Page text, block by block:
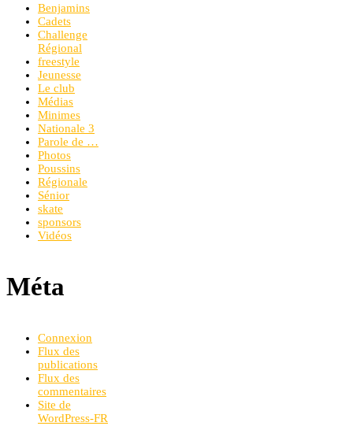
Benjamins
Cadets
Challenge
Régional
freestyle
Jeunesse
Le club
Médias
Minimes
Nationale 3
Parole de …
Photos
Poussins
Régionale
Sénior
skate
sponsors
Vidéos
Méta
Connexion
Flux des
publications
Flux des
commentaires
Site de
WordPress-FR